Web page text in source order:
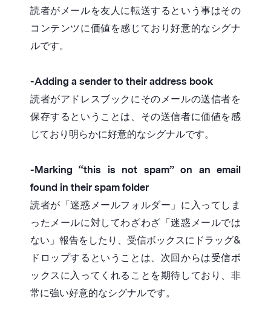
読者がメールを友人に転送するという事はその
コンテンツに価値を感じており好意的なシグナ
ルです。
-Adding a sender to their address book
読者がアドレスブックにそのメールの送信者を
保存するということは、その送信者に価値を感
じており明らかに好意的なシグナルです。
-Marking “this is not spam” on an email
found in their spam folder
読者が「迷惑メールフォルダー」に入ってしま
ったメールに対してわざわざ「迷惑メールでは
ない」報告をしたり、受信ボックスにドラッグ&
ドロップするということは、次回からは受信ボ
ックスに入ってくれることを期待しており、非
常に強い好意的なシグナルです。